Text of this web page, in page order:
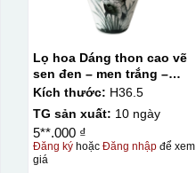
Lọ hoa Dáng thon cao vẽ
sen đen – men trắng –
H36.5
Kích thước: H36.5
TG sản xuất: 10 ngày
5**.000 ₫
Đăng kýhoặc Đăng nhậpđể xem
giá